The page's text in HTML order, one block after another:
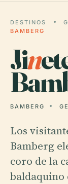
DESTINOS
BAMBERG
Jin
BAMBERG
Los
Bamberg
coro de la
baldaquino